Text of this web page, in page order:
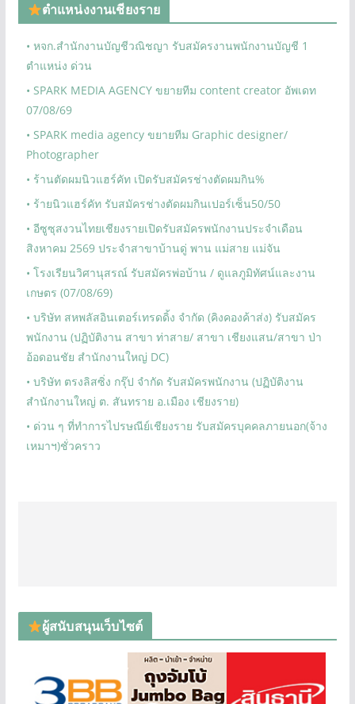
ตำแหน่งงานเชียงราย
• หจก.สำนักงานบัญชีวณิชญา รับสมัครงานพนักงานบัญชี 1
ตำแหน่ง ด่วน
• SPARK MEDIA AGENCY ขยายทีม content creator อัพเดท
07/08/69
• SPARK media agency ขยายทีม Graphic designer/
Photographer
• ร้านตัดผมนิวแฮร์คัท เปิดรับสมัครช่างตัดผมกิน%
• ร้ายนิวแฮร์คัท รับสมัครช่างตัดผมกินเปอร์เซ็น50/50
• อีซูซุสงวนไทยเชียงรายเปิดรับสมัครพนักงานประจำเดือน
สิงหาคม 2569 ประจำสาขาบ้านดู่ พาน แม่สาย แม่จัน
• โรงเรียนวิศานุสรณ์ รับสมัครพ่อบ้าน / ดูแลภูมิทัศน์และงาน
เกษตร (07/08/69)
• บริษัท สหพลัสอินเตอร์เทรดดิ้ง จำกัด (คิงคองค้าส่ง) รับสมัคร
พนักงาน (ปฏิบัติงาน สาขา ท่าสาย/ สาขา เชียงแสน/สาขา ป่า
อ้อดอนชัย สำนักงานใหญ่ DC)
• บริษัท ตรงลิสซิ่ง กรุ๊ป จำกัด รับสมัครพนักงาน (ปฏิบัติงาน
สำนักงานใหญ่ ต. สันทราย อ.เมือง เชียงราย)
• ด่วน ๆ ที่ทำการไปรษณีย์เชียงราย รับสมัครบุคคลภายนอก(จ้าง
เหมาฯ)ชั่วคราว
ผู้สนับสนุนเว็บไซต์